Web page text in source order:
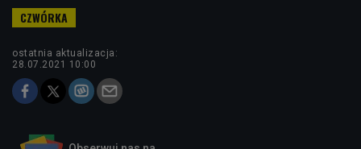
ostatnia aktualizacja:
28.07.2021 10:00